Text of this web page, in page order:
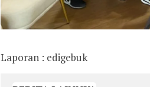
Laporan : edigebuk